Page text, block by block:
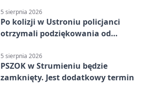
5 sierpnia 2026
Po kolizji w Ustroniu policjanci
otrzymali podziękowania od
5 sierpnia 2026
PSZOK w Strumieniu będzie
zamknięty. Jest dodatkowy termin